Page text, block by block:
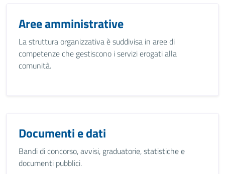
Aree amministrative
La struttura organizzativa è suddivisa in aree di
competenze che gestiscono i servizi erogati alla
comunità.
Documenti e dati
Bandi di concorso, avvisi, graduatorie, statistiche e
documenti pubblici.